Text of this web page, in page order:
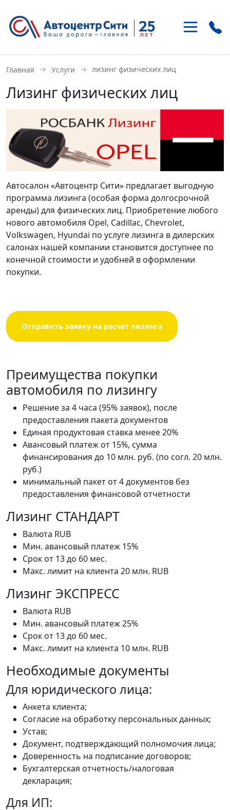
+7 (495)937-21-41
ул. Антонова-Овсеенко 15-1
+7 (495)121-46-85
м. «Домодедовская»
Внешняя сторона МКАД, 22 км
Главная → Услуги → лизинг физических лиц
Лизинг физических лиц
Автосалон «Автоцентр Сити» предлагает выгодную
программа лизинга (особая форма долгосрочной
аренды) для физических лиц. Приобретение любого
нового автомобиля Opel, Cadillac, Chevrolet,
Volkswagen, Hyundai по услуге лизинга в дилерских
салонах нашей компании становится доступнее по
конечной стоимости и удобней в оформлении
покупки.
Отправить заявку на расчет лизинга
Преимущества покупки
автомобиля по лизингу
Решение за 4 часа (95% заявок), после
предоставления пакета документов
Единая продуктовая ставка менее 20%
Авансовый платеж от 15%, сумма
финансирования до 10 млн. руб. (по согл. 20 млн.
руб.)
минимальный пакет от 4 документов без
предоставления финансовой отчетности
Лизинг СТАНДАРТ
Валюта RUB
Мин. авансовый платеж 15%
Срок от 13 до 60 мес.
Макс. лимит на клиента 20 млн. RUB
Лизинг ЭКСПРЕСС
Валюта RUB
Мин. авансовый платеж 25%
Срок от 13 до 60 мес.
Макс. лимит на клиента 10 млн. RUB
Необходимые документы
Для юридического лица:
Анкета клиента;
Согласие на обработку персональных данных;
Устав;
Документ, подтверждающий полномочия лица;
Доверенность на подписание договоров;
Бухгалтерская отчетность/налоговая
декларация;
Для ИП: